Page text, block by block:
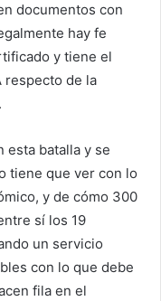
documentos con
hay fe
y tiene el
respecto de la
esta batalla y se
tiene que ver con lo
y de cómo 300
sí los 19
un servicio
con lo que debe
fila en el